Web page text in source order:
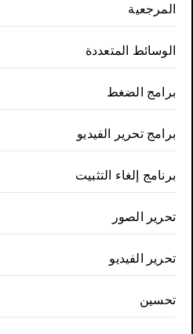
المرجعية
الوسائط المتعددة
برامج الضغط
برامج تحرير الفيديو
برنامج إلغاء التثبيت
تحرير الصور
تحرير الفيديو
تحسين